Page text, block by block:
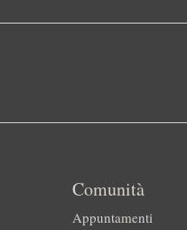
Comunità
Appuntamenti